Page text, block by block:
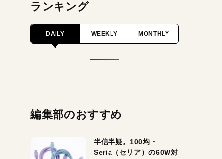
ランキング
DAILY WEEKLY MONTHLY
編集部のおすすめ
半信半疑。100均・
Seria（セリア）の60W対